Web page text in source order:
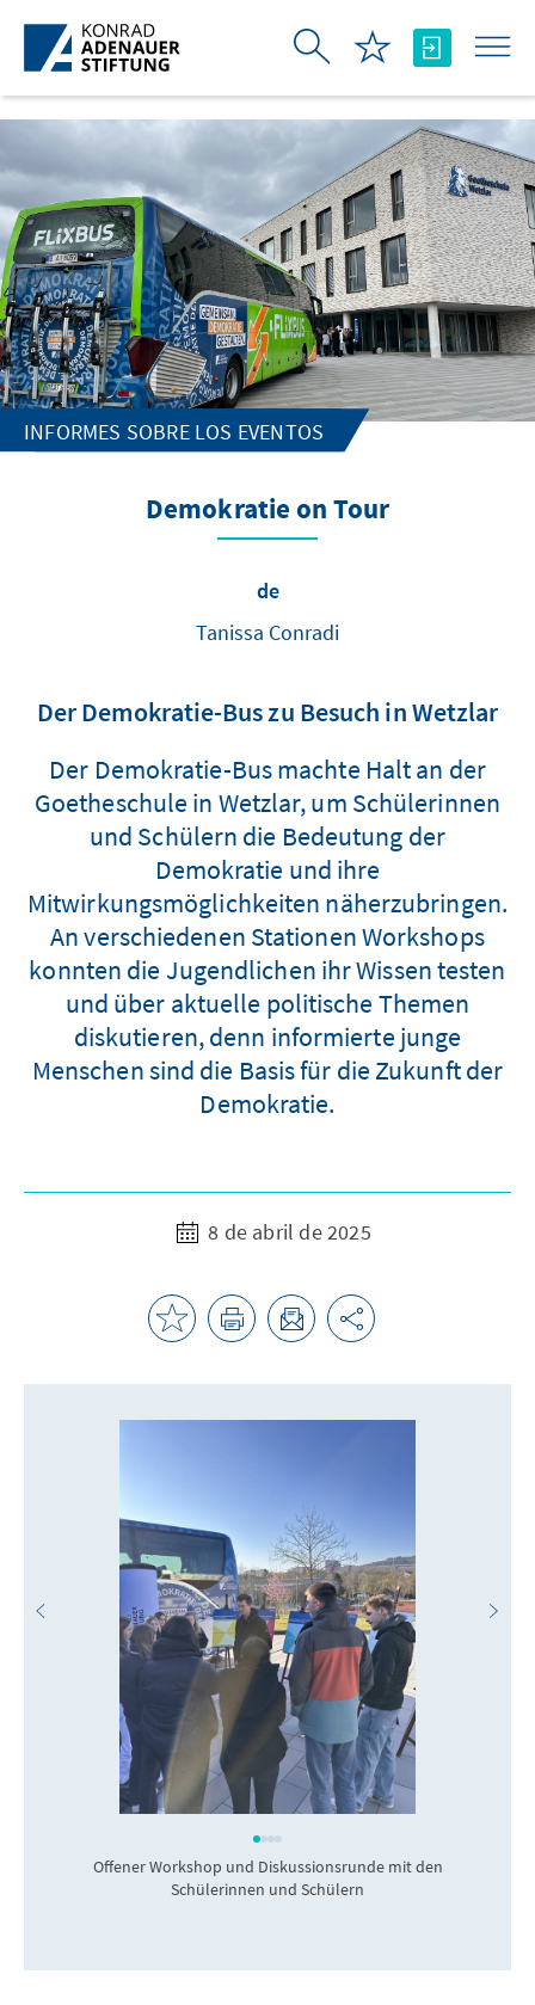
Saltar al contenido principal
INFORMES SOBRE LOS EVENTOS
Demokratie on Tour
de
Tanissa Conradi
Der Demokratie-Bus zu Besuch in Wetzlar
Der Demokratie-Bus machte Halt an der
Goetheschule in Wetzlar, um Schülerinnen
und Schülern die Bedeutung der
Demokratie und ihre
Mitwirkungsmöglichkeiten näherzubringen.
An verschiedenen Stationen Workshops
konnten die Jugendlichen ihr Wissen testen
und über aktuelle politische Themen
diskutieren, denn informierte junge
Menschen sind die Basis für die Zukunft der
Demokratie.
8 de abril de 2025
Offener Workshop und Diskussionsrunde mit den
Schülerinnen und Schülern